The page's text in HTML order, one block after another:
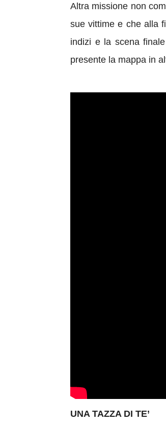
Altra missione non
sue vittime e che alla
indizi e la scena
presente la mappa in
UNA TAZZA DI TE’